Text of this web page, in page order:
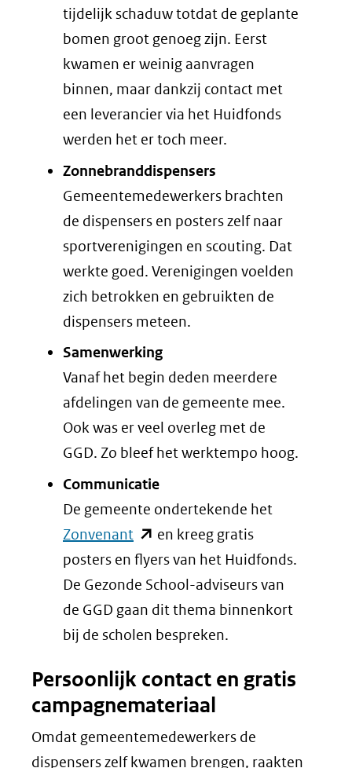
tijdelijk schaduw totdat de geplante
bomen groot genoeg zijn. Eerst
kwamen er weinig aanvragen
binnen, maar dankzij contact met
een leverancier via het Huidfonds
werden het er toch meer.
Zonnebranddispensers
Gemeentemedewerkers brachten
de dispensers en posters zelf naar
sportverenigingen en scouting. Dat
werkte goed. Verenigingen voelden
zich betrokken en gebruikten de
dispensers meteen.
Samenwerking
Vanaf het begin deden meerdere
afdelingen van de gemeente mee.
Ook was er veel overleg met de
GGD. Zo bleef het werktempo hoog.
Communicatie
De gemeente ondertekende het
Zonvenant (opent
in
nieuw
venster)
(verwijst
een
andere
website)
en kreeg gratis
posters en flyers van het Huidfonds.
De Gezonde School-adviseurs van
de GGD gaan dit thema binnenkort
bij de scholen bespreken.
Persoonlijk contact en gratis
campagnemateriaal
Omdat gemeentemedewerkers de
dispensers zelf kwamen brengen, raakten